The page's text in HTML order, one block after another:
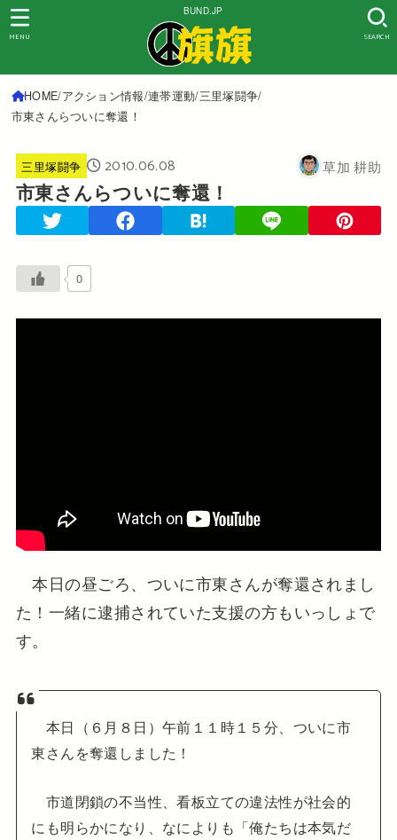
BUND.JP
SEARCH
MENU
HOME アクション情報 連帯運動 三里塚闘争
市東さんらついに奪還！
三里塚闘争 2010.06.08 草加 耕助
市東さんらついに奪還！
0
本日の昼ごろ、ついに市東さんが奪還されまし
た！一緒に逮捕されていた支援の方もいっしょで
す。
本日（６月８日）午前１１時１５分、ついに市
東さんを奪還しました！
市道閉鎖の不当性、看板立ての違法性が社会的
にも明らかになり、なによりも「俺たちは本気だ